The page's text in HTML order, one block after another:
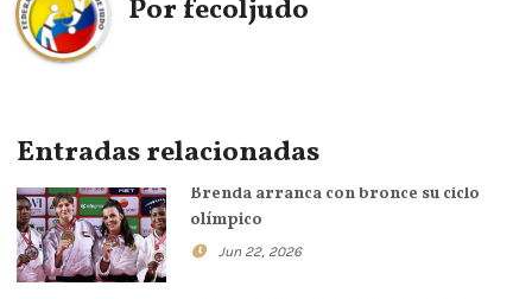
Porfecoljudo
Entradas relacionadas
Brenda arranca con bronce su ciclo
olímpico
Jun 22, 2026